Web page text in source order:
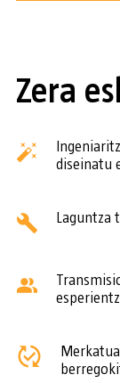
Zera
diseinatu